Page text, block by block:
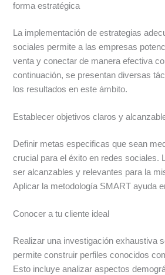
forma estratégica
La implementación de estrategias
sociales permite a las empresas
venta y conectar de manera efectiva
continuación, se presentan diversas
los resultados en este ámbito.
Establecer objetivos claros y
Definir metas especificas que sean
crucial para el éxito en redes sociales.
ser alcanzables y relevantes para la
Aplicar la metodología SMART ayuda
Conocer a tu cliente ideal
Realizar una investigación exhaustiva
permite construir perfiles conocidos
Esto incluye analizar aspectos